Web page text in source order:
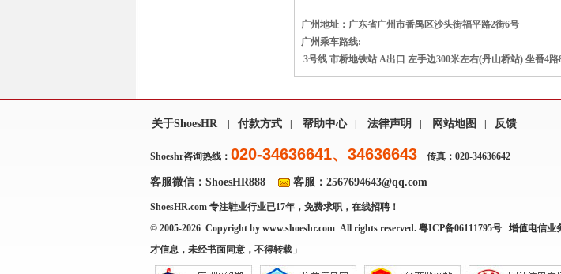
广州地址：广东省广州市番禺区沙头街福平路2街6号
广州乘车路线:
3号线 市桥地铁站 A出口 左手边300米左右(丹山桥站) 坐番4
关于ShoesHR 付款方式 帮助中心 法律声明 网站地图 反馈
Shoeshr咨询热线： 020-34636641、34636643 传真：020-34636642
客服微信：ShoesHR888 客服：2567694643@qq.com
ShoesHR.com 专注鞋业行业已17年，免费求职，在线招聘！
© 2005-2026 Copyright by www.shoeshr.com All rights reserved. 粤ICP备06111795号 增值电信业
才信息，未经书面同意，不得转载」